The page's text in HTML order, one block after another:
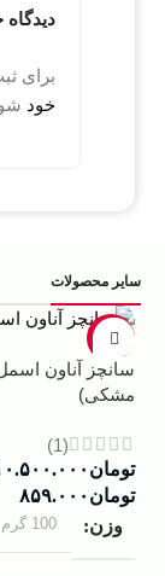
دیدگاه
برای
خود
سایر محصولات
-13%
سانچز آناون
مشکی)
(1)
تومان
تومان ۸۵۹.۰۰۰
وزن
100 گرم